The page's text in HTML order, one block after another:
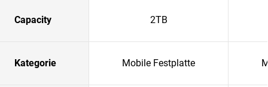
Capacity 2TB
Kategorie Mobile Festplatte